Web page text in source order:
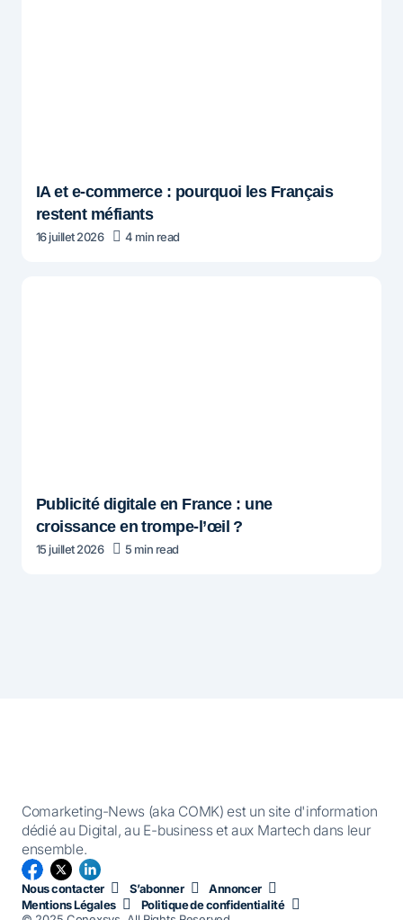
IA et e-commerce : pourquoi les Français
restent méfiants
16 juillet 2026 4 min read
Publicité digitale en France : une
croissance en trompe-l’œil ?
15 juillet 2026 5 min read
Comarketing-News (aka COMK) est un site d'information
dédié au Digital, au E-business et aux Martech dans leur
ensemble.
Nous contacter S’abonner
Annoncer
Mentions Légales
Politique de confidentialité